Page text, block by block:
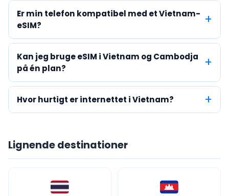
Er min telefon kompatibel med et Vietnam-
eSIM?
Kan jeg bruge eSIM i Vietnam og Cambodja
på én plan?
Hvor hurtigt er internettet i Vietnam?
Lignende destinationer